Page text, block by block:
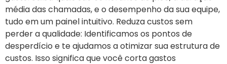
média das chamadas, e o desempenho da sua equipe,
tudo em um painel intuitivo. Reduza custos sem
perder a qualidade: Identificamos os pontos de
desperdício e te ajudamos a otimizar sua estrutura de
custos. Isso significa que você corta gastos